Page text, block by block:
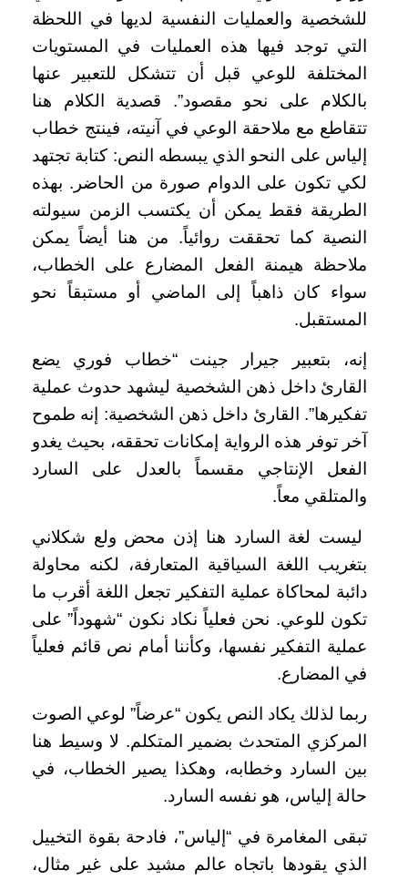
للشخصية والعمليات النفسية لديها في اللحظة
التي توجد فيها هذه العمليات في المستويات
المختلفة للوعي قبل أن تتشكل للتعبير عنها
بالكلام على نحو مقصود”. قصدية الكلام هنا
تتقاطع مع ملاحقة الوعي في آنيته، فينتج خطاب
إلياس على النحو الذي يبسطه النص: كتابة تجتهد
لكي تكون على الدوام صورة من الحاضر. بهذه
الطريقة فقط يمكن أن يكتسب الزمن سيولته
النصية كما تحققت روائياً. من هنا أيضاً يمكن
ملاحظة هيمنة الفعل المضارع على الخطاب،
سواء كان ذاهباً إلى الماضي أو مستبقاً نحو
المستقبل.
إنه، بتعبير جيرار جينت “خطاب فوري يضع
القارئ داخل ذهن الشخصية ليشهد حدوث عملية
تفكيرها”. القارئ داخل ذهن الشخصية: إنه طموح
آخر توفر هذه الرواية إمكانات تحققه، بحيث يغدو
الفعل الإنتاجي مقسماً بالعدل على السارد
والمتلقي معاً.
ليست لغة السارد هنا إذن محض ولع شكلاني
بتغريب اللغة السياقية المتعارفة، لكنه محاولة
دائبة لمحاكاة عملية التفكير تجعل اللغة أقرب ما
تكون للوعي. نحن فعلياً نكاد نكون “شهوداً” على
عملية التفكير نفسها، وكأننا أمام نص قائم فعلياً
في المضارع.
ربما لذلك يكاد النص يكون “عرضاً” لوعي الصوت
المركزي المتحدث بضمير المتكلم. لا وسيط هنا
بين السارد وخطابه، وهكذا يصير الخطاب، في
حالة إلياس، هو نفسه السارد.
تبقى المغامرة في “إلياس”، فادحة بقوة التخييل
الذي يقودها باتجاه عالم مشيد على غير مثال،